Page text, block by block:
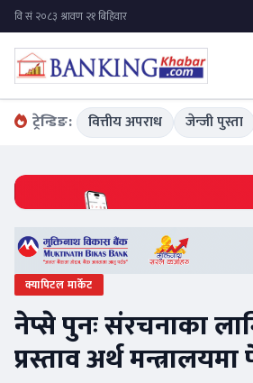
ट्रेन्डिङ: वित्तीय अपराध जेन्जी पुस्ता
क्यापिटल मार्केट
नेप्से पुनः संरचनाका
प्रस्ताव अर्थ